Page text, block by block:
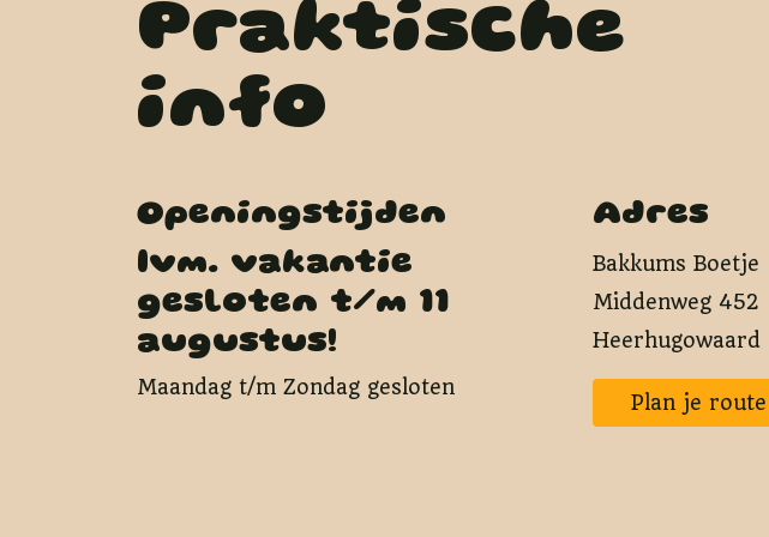
Praktische
info
Openingstijden
Ivm. vakantie
gesloten t/m 11
augustus!
Maandag t/m Zondag gesloten
Adres
Bakkums Boetje
Middenweg 452
Heerhugowaard
Plan je route